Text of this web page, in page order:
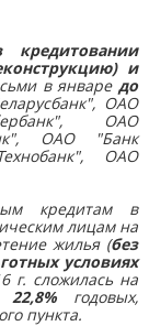
и
в январедо
ОАО
ОАО
ОАО "Банк
ОАО
кредитам в
лицам на
жилья (без
условиях
г. сложилась на
22,8% годовых,
пункта.